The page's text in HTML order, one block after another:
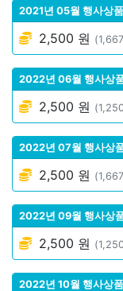
2021년 05월 행사상
2,500 원
2022년 06월 행사상
2,500 원
2022년 07월 행사상
2,500 원
2022년 09월 행사상
2,500 원
2022년 10월 행사상